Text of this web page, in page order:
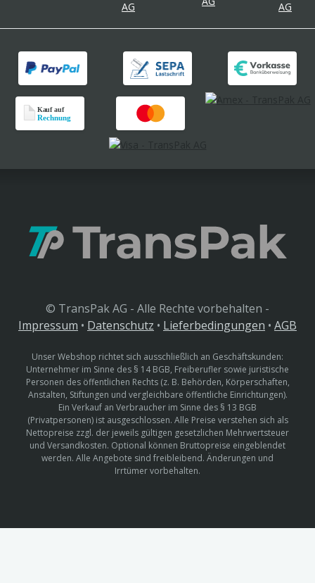
© TransPak AG - Alle Rechte vorbehalten -
Impressum • Datenschutz • Lieferbedingungen • AGB
Unser Webshop richtet sich ausschließlich an Geschäftskunden:
Unternehmer im Sinne des § 14 BGB, Freiberufler sowie juristische
Personen des öffentlichen Rechts (z. B. Behörden, Körperschaften,
Anstalten, Stiftungen und vergleichbare öffentliche Einrichtungen).
Ein Verkauf an Verbraucher im Sinne des § 13 BGB
(Privatpersonen) ist ausgeschlossen. Alle Preise verstehen sich als
Nettopreise zzgl. der jeweils gültigen gesetzlichen Mehrwertsteuer
und Versandkosten. Optional können Bruttopreise eingeblendet
werden. Alle Angebote sind freibleibend. Änderungen und
Irrtümer vorbehalten.